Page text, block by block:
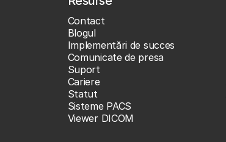
Contact
Blogul
Implementări de succes
Comunicate de presa
Suport
Cariere
Statut
Sisteme PACS
Viewer DICOM